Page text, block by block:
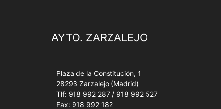
AYTO. ZARZALEJO
Plaza de la Constitución, 1
28293 Zarzalejo (Madrid)
Tlf: 918 992 287 / 918 992 527
Fax: 918 992 182